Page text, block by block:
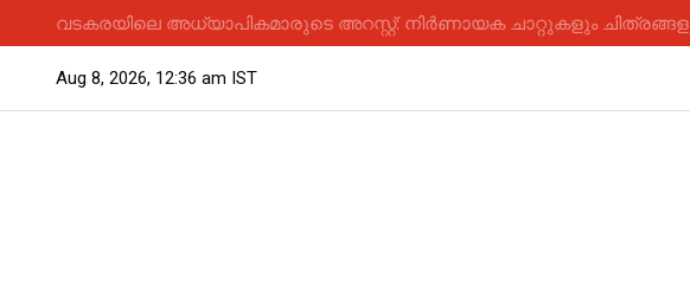
വടകരയിലെ അധ്യാപികമാരുടെ അറസ്റ്റ്: നിർണായക ചാറ്റുകളും
Aug 8, 2026, 12:36 am IST